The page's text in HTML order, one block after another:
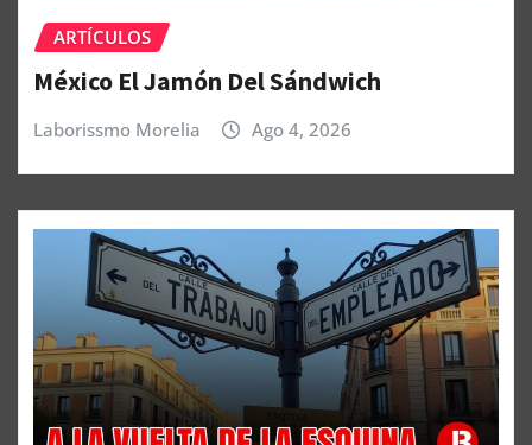
ARTÍCULOS
México El Jamón Del Sándwich
Laborissmo Morelia Ago 4, 2026